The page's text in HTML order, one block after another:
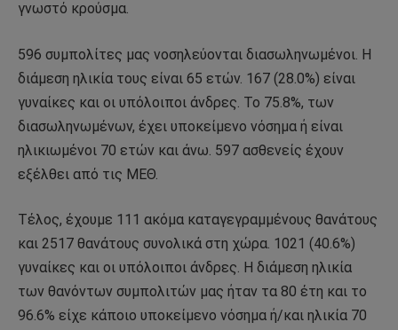
γνωστό κρούσμα.
596 συμπολίτες μας νοσηλεύονται διασωληνωμένοι. Η
διάμεση ηλικία τους είναι 65 ετών. 167 (28.0%) είναι
γυναίκες και οι υπόλοιποι άνδρες. To 75.8%, των
διασωληνωμένων, έχει υποκείμενο νόσημα ή είναι
ηλικιωμένοι 70 ετών και άνω. 597 ασθενείς έχουν
εξέλθει από τις ΜΕΘ.
Τέλος, έχουμε 111 ακόμα καταγεγραμμένους θανάτους
και 2517 θανάτους συνολικά στη χώρα. 1021 (40.6%)
γυναίκες και οι υπόλοιποι άνδρες. Η διάμεση ηλικία
των θανόντων συμπολιτών μας ήταν τα 80 έτη και το
96.6% είχε κάποιο υποκείμενο νόσημα ή/και ηλικία 70